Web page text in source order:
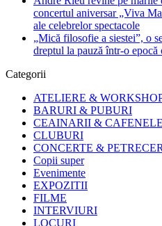
concertul aniversar „Viva
ale celebrelor spectacole
„Mică filosofie a siestei”, o
dreptul la pauză într-o epocă
Categorii
ATELIERE &
BARURI & PUBURI
CEAINARII & CAFENELE
CLUBURI
CONCERTE &
Copii super
Evenimente
EXPOZITII
FILME
INTERVIURI
LOCURI